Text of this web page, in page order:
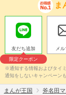
ま
友だち追加
限定クーポン
メ
※通知する情報およびタイ
通知をしないキャンペーン
まんが王国 斧名田